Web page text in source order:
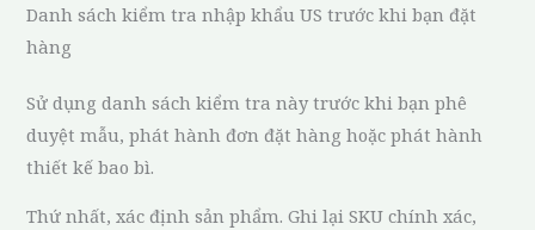
Danh sách kiểm tra nhập khẩu US trước khi bạn đặt
hàng
Sử dụng danh sách kiểm tra này trước khi bạn phê
duyệt mẫu, phát hành đơn đặt hàng hoặc phát hành
thiết kế bao bì.
Thứ nhất, xác định sản phẩm. Ghi lại SKU chính xác,